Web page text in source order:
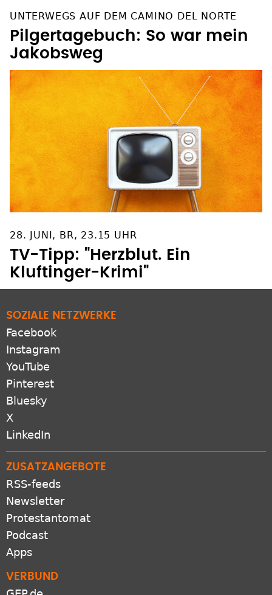
UNTERWEGS AUF DEM CAMINO DEL NORTE
Pilgertagebuch: So war mein
Jakobsweg
28. JUNI, BR, 23.15 UHR
TV-Tipp: "Herzblut. Ein
Kluftinger-Krimi"
SOZIALE NETZWERKE
Facebook
Instagram
YouTube
Pinterest
Bluesky
X
LinkedIn
ZUSATZANGEBOTE
RSS-feeds
Newsletter
Protestantomat
Podcast
Apps
VERBUND